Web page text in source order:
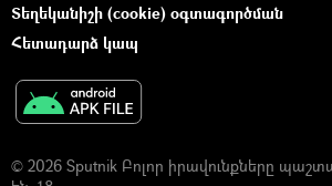
Տեղեկանիշի (cookie) օգտագործման
Հետադարձ կապ
© 2026 Sputnik Բոլոր իրավունքները